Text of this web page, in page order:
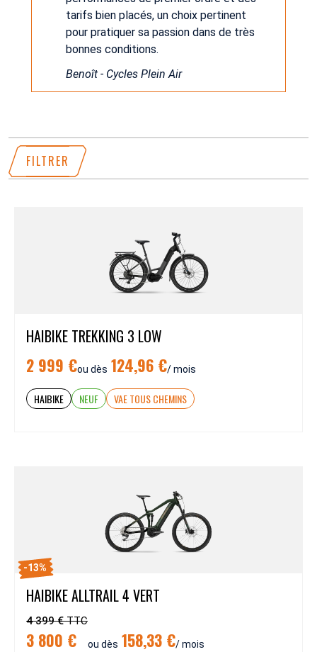
tarifs bien placés, un choix pertinent
pour pratiquer sa passion dans de très
bonnes conditions.
Benoît - Cycles Plein Air
FILTRER
HAIBIKE TREKKING 3 LOW
2 999 €ou dès 124,96 €/ mois
HAIBIKE NEUF VAE TOUS CHEMINS
-13%
HAIBIKE ALLTRAIL 4 VERT
4 399 €TTC
3 800 € ou dès 158,33 €/ mois